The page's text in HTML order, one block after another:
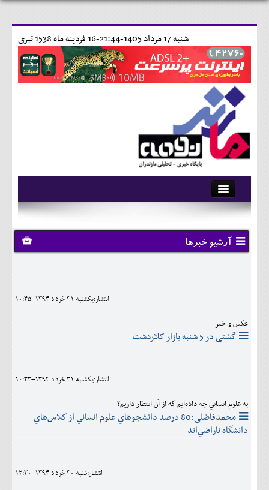
16 فردينه ماه 1538 تبری شنبه 17 مرداد 1405-21:44-
آرشیو
تماس با ما
وبلاگ
کلینیک
فرهنگی و هنری
اقتصادی
آرشیو خبرها
انتشار:يکشنبه 31 خرداد 1394-10:45
عکس و خبر
گشتی در 5 شنبه بازار کلاردشت
انتشار:يکشنبه 31 خرداد 1394-10:33
به علوم انساني چه داده‌ايم كه از آن انتظار داريم؟
محمدفاضلی:80 درصد دانشجوهاي علوم انساني از كلاس‌هاي
دانشگاه ناراضي‌اند
انتشار:شنبه 30 خرداد 1394-12:30